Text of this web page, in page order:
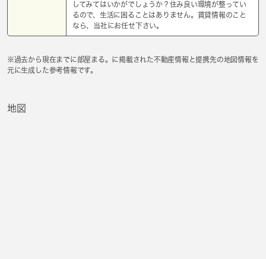
してみてはいかがでしょうか？住み良い環境が整ってい
るので、生活に困ることはありません。賃貸情報のこと
なら、当社にお任せ下さい。
※過去から現在までに部屋まる。に掲載された不動産情報と提携先の地図情報を
元に生成した参考情報です。
地図